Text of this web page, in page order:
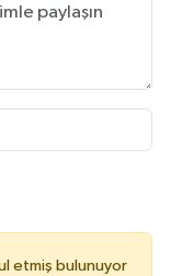
etmiş bulunuyor